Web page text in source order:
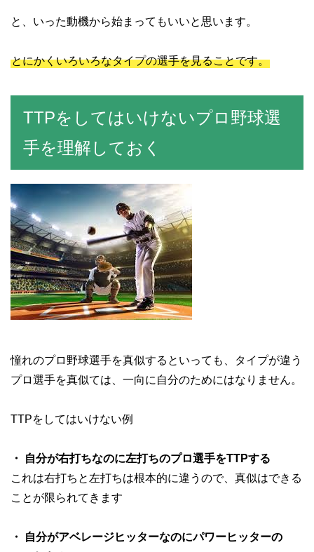
と、いった動機から始まってもいいと思います。
とにかくいろいろなタイプの選手を見ることです。
TTPをしてはいけないプロ野球選
手を理解しておく
憧れのプロ野球選手を真似するといっても、タイプが違う
プロ選手を真似ては、一向に自分のためにはなりません。
TTPをしてはいけない例
・ 自分が右打ちなのに左打ちのプロ選手をTTPする
これは右打ちと左打ちは根本的に違うので、真似はできる
ことが限られてきます
・ 自分がアベレージヒッターなのにパワーヒッターの